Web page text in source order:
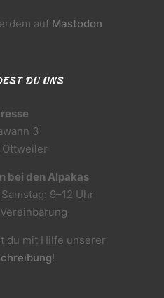
auf Mastodon
DU UNS
3
bei den Alpakas
9–12 Uhr
du mit Hilfe unserer
!